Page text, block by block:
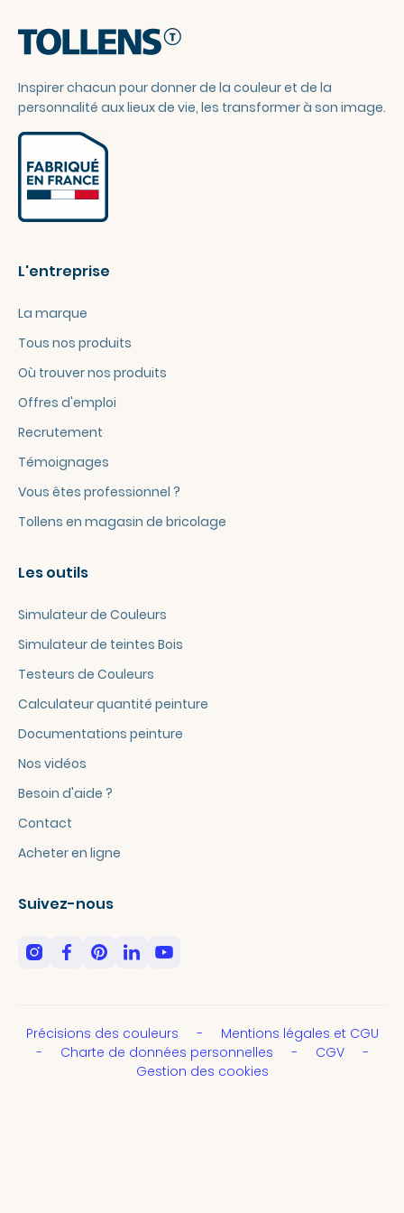
Inspirer chacun pour donner de la couleur et de la
personnalité aux lieux de vie, les transformer à son image.
L'entreprise
La marque
Tous nos produits
Où trouver nos produits
Offres d'emploi
Recrutement
Témoignages
Vous êtes professionnel ?
Tollens en magasin de bricolage
Les outils
Simulateur de Couleurs
Simulateur de teintes Bois
Testeurs de Couleurs
Calculateur quantité peinture
Documentations peinture
Nos vidéos
Besoin d'aide ?
Contact
Acheter en ligne
Suivez-nous
Précisions des couleurs
Mentions légales et CGU
Charte de données personnelles
CGV
Gestion des cookies